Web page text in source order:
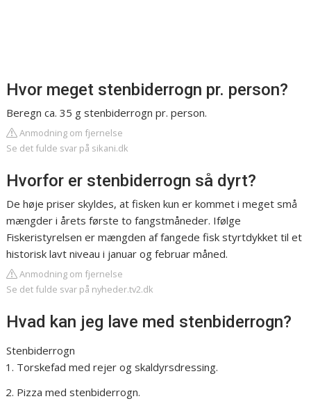
Hvor meget stenbiderrogn pr. person?
Beregn ca. 35 g stenbiderrogn pr. person.
Anmodning om fjernelse
Se det fulde svar på sikani.dk
Hvorfor er stenbiderrogn så dyrt?
De høje priser skyldes, at fisken kun er kommet i meget små
mængder i årets første to fangstmåneder. Ifølge
Fiskeristyrelsen er mængden af fangede fisk styrtdykket til et
historisk lavt niveau i januar og februar måned.
Anmodning om fjernelse
Se det fulde svar på nyheder.tv2.dk
Hvad kan jeg lave med stenbiderrogn?
Stenbiderrogn
Torskefad med rejer og skaldyrsdressing.
Pizza med stenbiderrogn.